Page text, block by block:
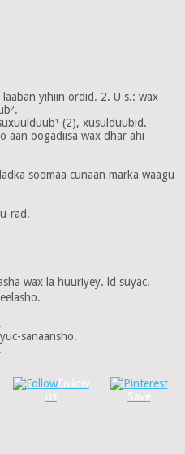
yihiin ordid. 2. U s.: wax
(2), xusulduubid.
aan oogadiisa wax dhar ahi
soomaa cunaan marka waagu
rad.
wax la huuriyey. ld suyac.
sanaansho.
Follow
us
Save